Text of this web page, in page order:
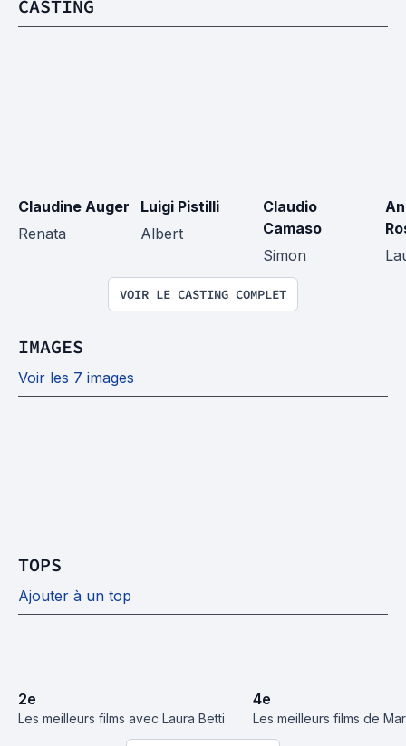
CASTING
Claudine Auger
Renata
Luigi Pistilli
Albert
Claudio
Camaso
Simon
VOIR LE CASTING COMPLET
IMAGES
Voir les 7 images
TOPS
Ajouter à un top
2e
Les meilleurs films avec Laura Betti
4e
Les meilleurs films de